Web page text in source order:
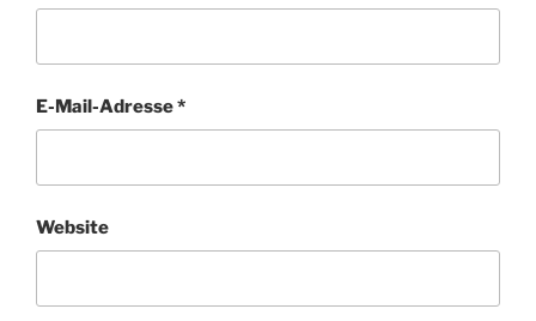
E-Mail-Adresse*
Website